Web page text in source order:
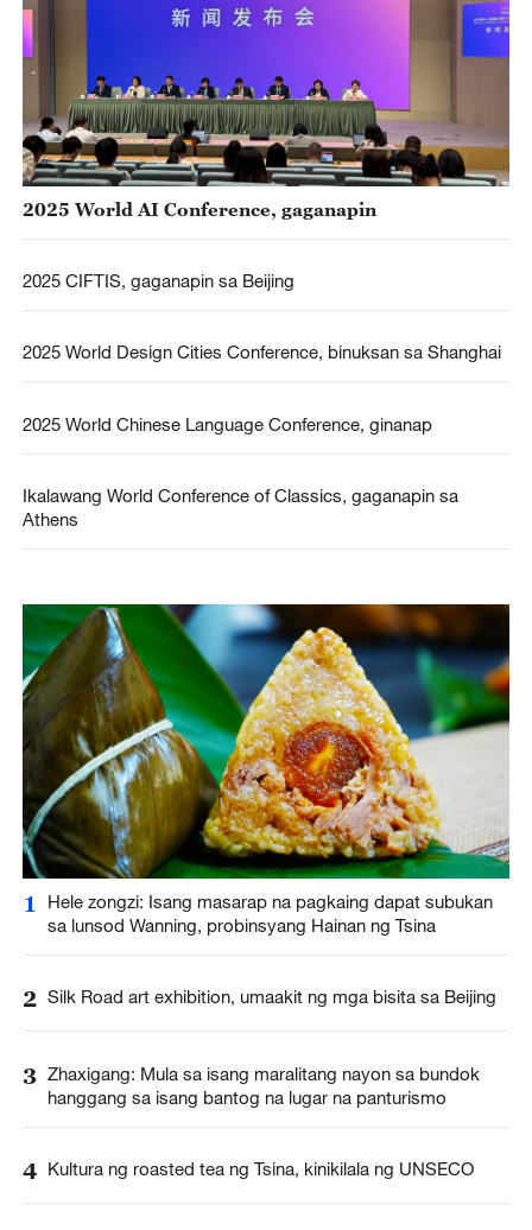
2025 World AI Conference, gaganapin
2025 CIFTIS, gaganapin sa Beijing
2025 World Design Cities Conference, binuksan sa Shanghai
2025 World Chinese Language Conference, ginanap
Ikalawang World Conference of Classics, gaganapin sa
Athens
1
Hele zongzi: Isang masarap na pagkaing dapat subukan
sa lunsod Wanning, probinsyang Hainan ng Tsina
2 Silk Road art exhibition, umaakit ng mga bisita sa Beijing
3 Zhaxigang: Mula sa isang maralitang nayon sa bundok
hanggang sa isang bantog na lugar na panturismo
4 Kultura ng roasted tea ng Tsina, kinikilala ng UNSECO